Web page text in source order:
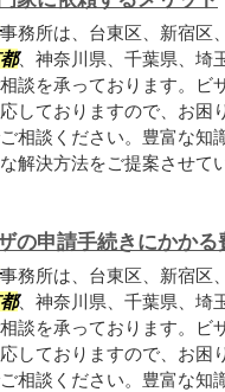
事務所は、台東区、新宿区
、神奈川県、千葉県、埼
談を承っております。ビ
しておりますので、お困
相談ください。豊富な知
解決方法をご提案させて
の申請手続きにかかる
事務所は、台東区、新宿区
、神奈川県、千葉県、埼
談を承っております。ビ
しておりますので、お困
相談ください。豊富な知